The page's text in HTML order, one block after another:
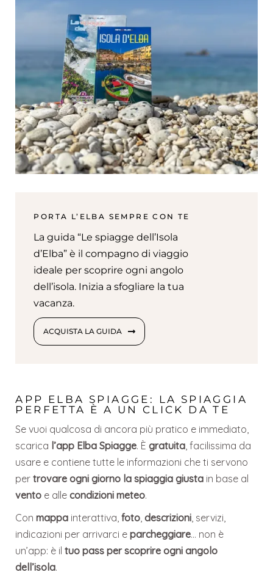
PORTA L’ELBA SEMPRE CON TE
La guida “Le spiagge dell’Isola
d’Elba” è il compagno di viaggio
ideale per scoprire ogni angolo
dell’isola. Inizia a sfogliare la tua
vacanza.
ACQUISTA LA GUIDA
APP ELBA SPIAGGE: LA SPIAGGIA
PERFETTA È A UN CLICK DA TE
Se vuoi qualcosa di ancora più pratico e immediato,
scarica l’app Elba Spiagge. Ègratuita, facilissima da
usare e contiene tutte le informazioni che ti servono
pertrovare ogni giorno la spiaggia giusta in base al
vento e allecondizioni meteo.
Conmappa interattiva,foto,descrizioni, servizi,
indicazioni per arrivarci eparcheggiare… non è
un’app: è iltuo pass per scoprire ogni angolo
dell’isola.